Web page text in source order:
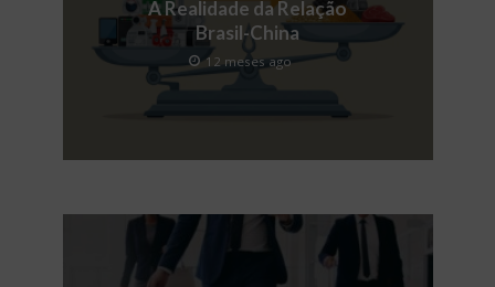
A Realidade da Relação
Brasil-China
12 meses ago